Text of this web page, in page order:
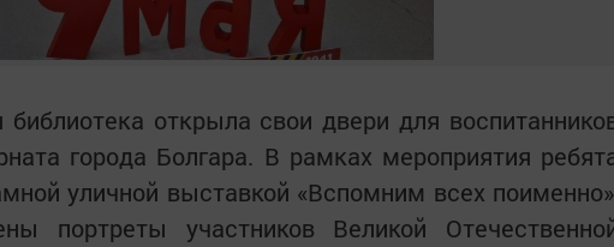
открыла свои двери для
города Болгара. В рамках мероприятия
уличной выставкой «Вспомним всех
портреты участников Великой